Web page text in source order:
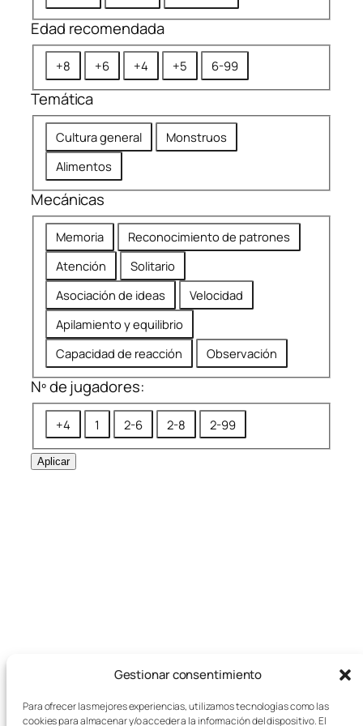
Gestionar consentimiento
Para ofrecer las mejores experiencias, utilizamos tecnologías como las
cookies para almacenar y/o acceder a la información del dispositivo. El
u
r
a
i
ó
n
Edad recomendada
E
d
a
d
c
o
m
d
a
a
+8 +6 +4 +5 6-99
Temática
T
e
m
á
t
c
Cultura general
Monstruos
Alimentos
Mecánicas
M
e
n
i
a
s
Memoria
Reconocimiento de patrones
Atención
Solitario
Asociación de ideas
Velocidad
Apilamiento y equilibrio
Capacidad de reacción
Observación
Nº de jugadores:
N
º
d
+4 1 2-6 2-8 2-99
Aplicar